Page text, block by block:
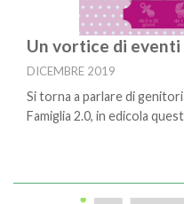
Un vortice di eventi
DICEMBRE 2019
Si torna a parlare di
Famiglia 2.0, in edicola